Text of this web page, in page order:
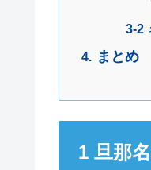
まとめ
旦那